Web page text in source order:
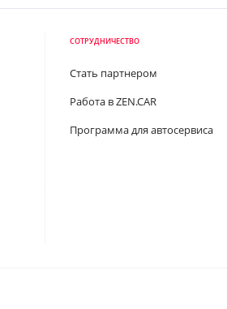
СОТРУДНИЧЕСТВО
Стать партнером
Работа в ZEN.CAR
Программа для автосервиса